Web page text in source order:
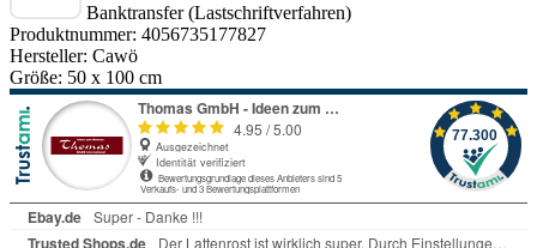
Banktransfer (Lastschriftverfahren)
Produktnummer: 4056735177827
Hersteller: Cawö
Größe: 50 x 100 cm